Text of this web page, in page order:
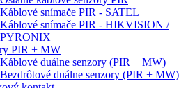
Káblové snímače PIR - SATEL
Káblové snímače PIR - HIKVISION /
PYRONIX
PIR + MW
Káblové duálne senzory (PIR + MW)
Bezdrôtové duálne senzory (PIR + MW)